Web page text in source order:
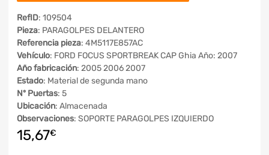
RefID: 109504
Pieza: PARAGOLPES DELANTERO
Referencia pieza: 4M5117E857AC
Vehículo: FORD FOCUS SPORTBREAK CAP Ghia Año: 2007
Año fabricación: 2005 2006 2007
Estado: Material de segunda mano
Nº Puertas: 5
Ubicación: Almacenada
Observaciones: SOPORTE PARAGOLPES IZQUIERDO
15,67€